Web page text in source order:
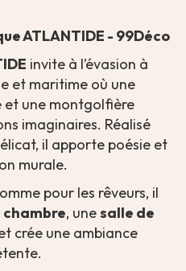
ATLANTIDE - 99Déco
invite à l’évasion à
et maritime où une
et une montgolfière
imaginaires. Réalisé
il apporte poésie et
murale.
pour les rêveurs, il
chambre, unesalle de
crée une ambiance